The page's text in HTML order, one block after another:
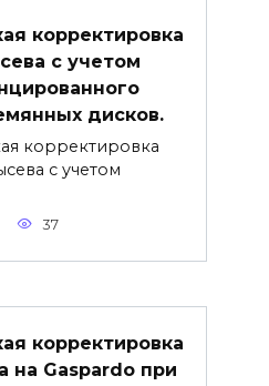
корректировка
с учетом
дисков.
корректировка
с учетом
37
корректировка
на Gaspardo при